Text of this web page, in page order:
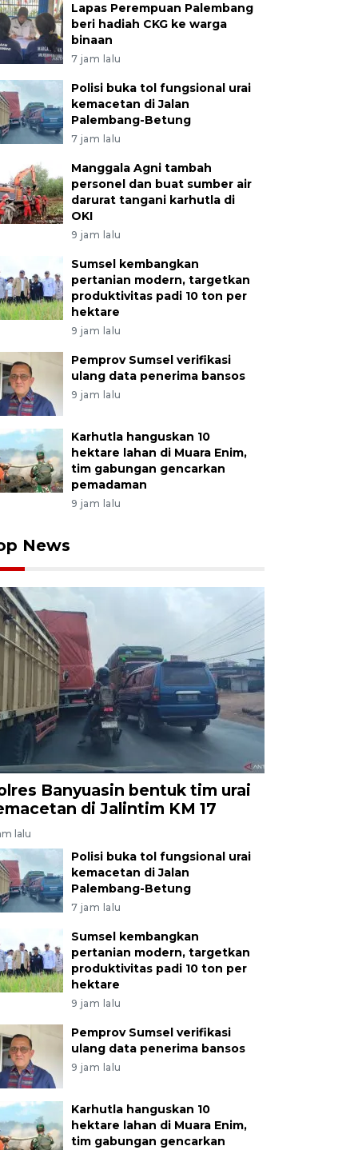
Lapas Perempuan Palembang
beri hadiah CKG ke warga
binaan
7 jam lalu
Polisi buka tol fungsional urai
kemacetan di Jalan
Palembang-Betung
7 jam lalu
Manggala Agni tambah
personel dan buat sumber air
darurat tangani karhutla di
OKI
9 jam lalu
Sumsel kembangkan
pertanian modern, targetkan
produktivitas padi 10 ton per
hektare
9 jam lalu
Pemprov Sumsel verifikasi
ulang data penerima bansos
9 jam lalu
Karhutla hanguskan 10
hektare lahan di Muara Enim,
tim gabungan gencarkan
pemadaman
9 jam lalu
News
Banyuasin bentuk tim urai
di Jalintim KM 17
lalu
Polisi buka tol fungsional urai
kemacetan di Jalan
Palembang-Betung
7 jam lalu
Sumsel kembangkan
pertanian modern, targetkan
produktivitas padi 10 ton per
hektare
9 jam lalu
Pemprov Sumsel verifikasi
ulang data penerima bansos
9 jam lalu
Karhutla hanguskan 10
hektare lahan di Muara Enim,
tim gabungan gencarkan